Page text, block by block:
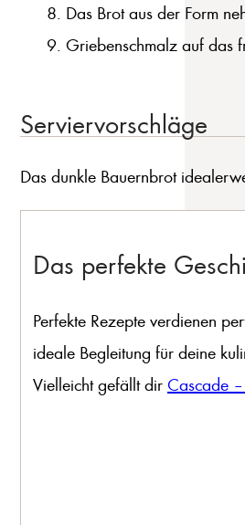
Das Brot aus der Form
Griebenschmalz auf das
Serviervorschläge
Das dunkle Bauernbrot
Das perfekte
Perfekte Rezepte verdienen
ideale Begleitung für deine
Vielleicht gefällt dir Cascade